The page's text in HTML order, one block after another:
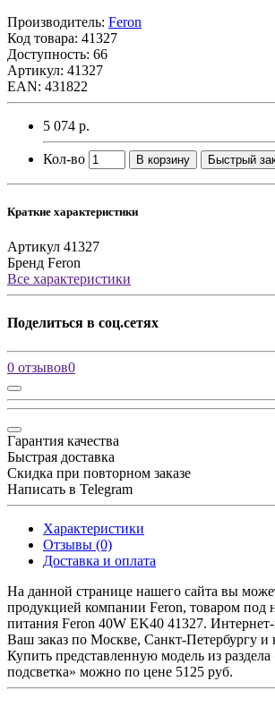
Производитель: Feron
Код товара: 41327
Доступность: 66
Артикул: 41327
EAN: 431822
5 074 р.
Кол-во В корзину Быстрый
Краткие характеристики
Артикул 41327
Бренд Feron
Все характеристики
Поделиться в соц.сетях
0 отзывов0
Гарантия качества
Быстрая доставка
Скидка при повторном заказе
Написать в Telegram
Характеристики
Отзывы (0)
Доставка и оплата
На данной странице нашего сайта вы
продукцией компании Feron, товаром под
питания Feron 40W EK40 41327. Интернет-
Ваш заказ по Москве, Санкт-Петербургу и
Купить представленную модель из
подсветка» можно по цене 5125 руб.